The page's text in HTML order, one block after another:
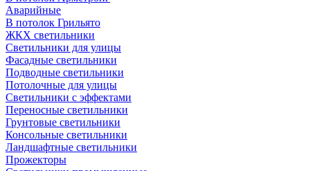
Аварийные
В потолок Грильято
ЖКХ светильники
Светильники для улицы
Фасадные светильники
Подводные светильники
Потолочные для улицы
Светильники с эффектами
Переносные светильники
Грунтовые светильники
Консольные светильники
Ландшафтные светильники
Прожекторы